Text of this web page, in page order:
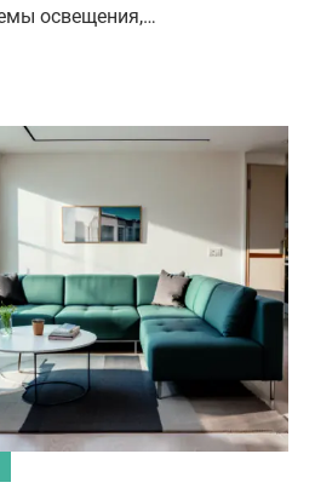
освещения,…